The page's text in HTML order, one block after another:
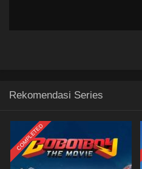
Rekomendasi Series
COMPLETED